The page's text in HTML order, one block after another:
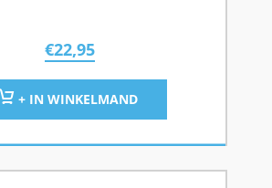
€22,95
+ IN WINKELMAND